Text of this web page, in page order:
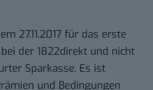
27.11.2017 für das erste
der 1822direkt und nicht
Sparkasse. Es ist
und Bedingungen